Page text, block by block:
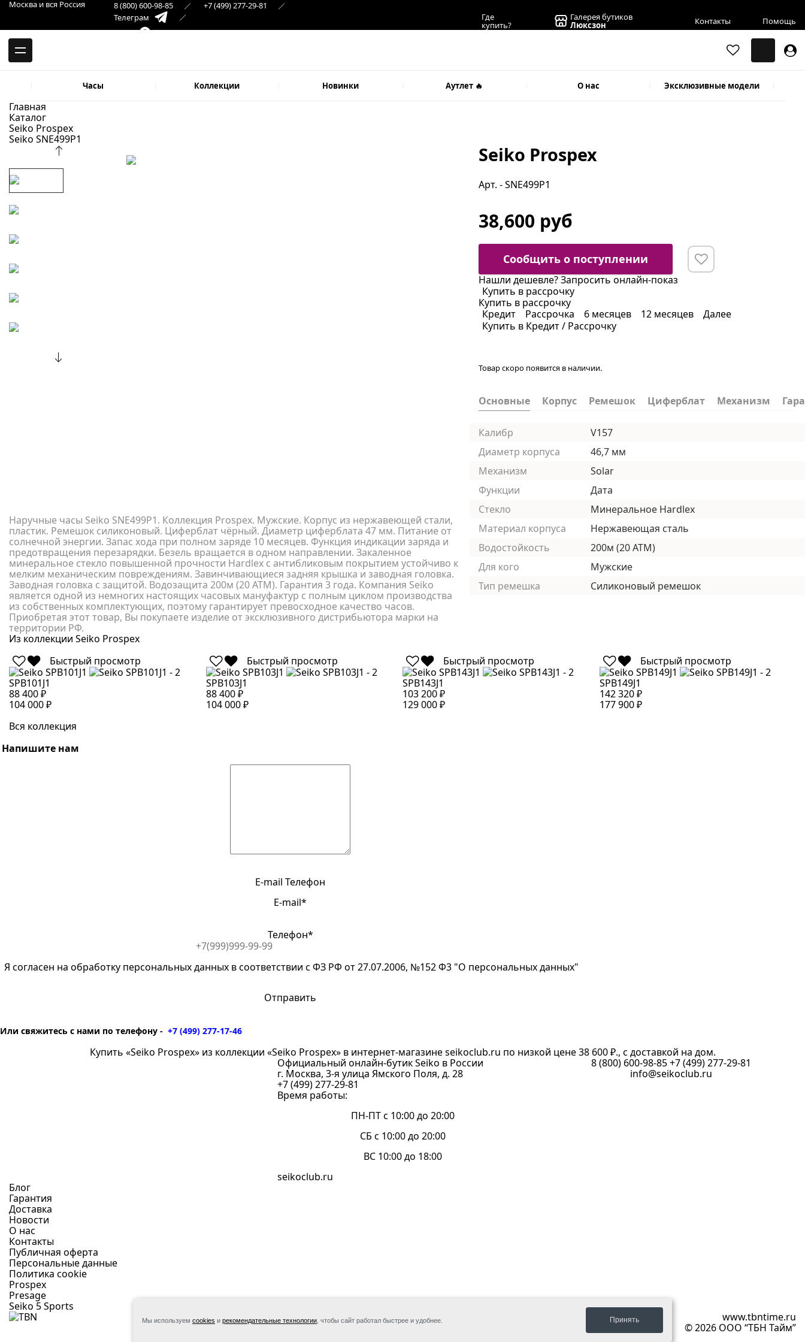
Москва и вся Россия
Самара
8 (846) 379-32-22
8 (800) 600-98-85
+7 (499) 277-29-81
Телеграм
Макс
Где
купить?
Галерея бутиков
Люксзон Контакты Помощь
Часы Коллекции Новинки Аутлет 🔥 О нас Эксклюзивные модели
Главная
Каталог
Seiko Prospex
Seiko SNE499P1
Наручные часы Seiko SNE499P1. Коллекция Prospex. Мужские. Корпус из нержавеющей стали,
пластик. Ремешок силиконовый. Циферблат чёрный. Диаметр циферблата 47 мм. Питание от
солнечной энергии. Запас хода при полном заряде 10 месяцев. Функция индикации заряда и
предотвращения перезарядки. Безель вращается в одном направлении. Закаленное
минеральное стекло повышенной прочности Hardlex с антибликовым покрытием устойчиво к
мелким механическим повреждениям. Завинчивающиеся задняя крышка и заводная головка.
Заводная головка с защитой. Водозащита 200м (20 АТМ). Гарантия 3 года. Компания Seiko
является одной из немногих настоящих часовых мануфактур с полным циклом производства
из собственных комплектующих, поэтому гарантирует превосходное качество часов.
Приобретая этот товар, Вы покупаете изделие от эксклюзивного дистрибьютора марки на
территории РФ.
Seiko Prospex
Арт. - SNE499P1
38,600 руб
Сообщить о поступлении
Нашли дешевле?Запросить онлайн-показ
Купить в рассрочку
Купить в рассрочку
Кредит
Рассрочка 6 месяцев 12 месяцев
Далее
Купить в Кредит / Рассрочку
Товар скоро появится в наличии.
Основные Корпус Ремешок Циферблат Механизм
Калибр
V157
Диаметр корпуса
46,7 мм
Механизм
Solar
Функции
Дата
Стекло
Минеральное Hardlex
Материал корпуса
Нержавеющая сталь
Водостойкость
200м (20 АТМ)
Для кого
Мужские
Тип ремешка
Силиконовый ремешок
Из коллекции Seiko Prospex
Быстрый просмотр
SPB101J1
88 400 ₽
104 000 ₽
Быстрый просмотр
SPB103J1
88 400 ₽
104 000 ₽
Быстрый просмотр
SPB143J1
103 200 ₽
129 000 ₽
Быстрый просмотр
SPB149J1
142 320 ₽
177 900 ₽
Вся коллекция
Напишите нам
E-mail Телефон
E-mail*
Телефон*
Я согласен на обработку персональных данных в соответствии с ФЗ РФ от 27.07.2006, №152 Ф3 "О персональных данных"
Или свяжитесь с нами по телефону - +7 (499) 277-17-46
Купить «Seiko Prospex» из коллекции «Seiko Prospex» в интернет-магазине seikoclub.ru по низкой цене 38 600 ₽., с доставкой на дом.
Официальный онлайн-бутик Seiko в России
г. Москва, 3-я улица Ямского Поля, д. 28
+7 (499) 277-29-81
Время работы:
ПН-ПТ с 10:00 до 20:00
СБ с 10:00 до 20:00
ВС 10:00 до 18:00
seikoclub.ru
8 (800) 600-98-85 +7 (499) 277-29-81
info@seikoclub.ru
Блог
Гарантия
Доставка
Новости
О нас
Контакты
Публичная оферта
Персональные данные
Политика cookie
Prospex
Presage
Seiko 5 Sports
Powered by TBN
Omnichannel system
Сейко Клуб | Seikoclub.ru — официальный проект
компании «ТБН Тайм» — эксклюзивного
www.tbntime.ru
© 2026 ООО “ТБН Тайм”
Мы используем cookies и рекомендательные технологии , чтобы сайт работал быстрее и удобнее. Принять